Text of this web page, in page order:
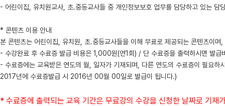
- 어린이집, 유치원교사, 초.중등교사들 중 개인정보보호 업무를 담당하고 있는 담
* 콘텐츠 이용 안내
본 콘텐츠는 어린이집, 유치원, 초.중등교사들을 이해 무료로 제공되는 콘텐츠이
- 수강완료 후 수료증 발급 비용은 1,000원(연1회) / 단 수료증을 출력하시면 발급
- 수료증에는 교육받은 연도의 월, 일자가 기재되며, 다른 연도의 수료증이 필요
2017년에 수료증발급 시 2016년 00월 00일로 발급이 됩니다.)
* 수료증에 출력되는 교육 기간은 무료강의 수강을 신청한 날짜로 기재